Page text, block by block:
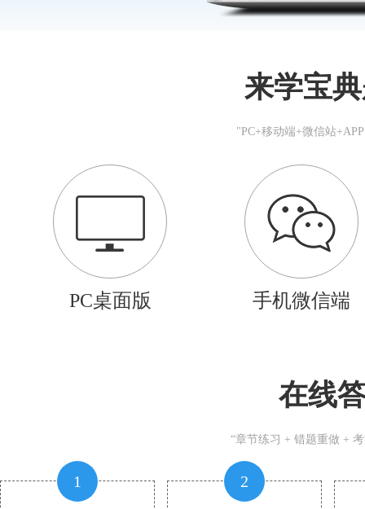
来学宝
"PC+移动端+微信站
PC桌面版 手机微信端
在线
“章节练习 + 错题重做 +
1 2